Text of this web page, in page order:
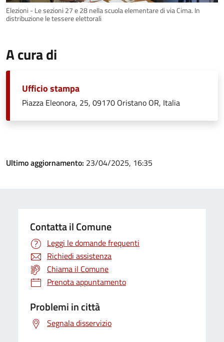
Elezioni - Le sezioni 27 e 28 nella scuola elementare di via Cima. In
distribuzione le tessere elettorali
A cura di
Ufficio stampa
Piazza Eleonora, 25, 09170 Oristano OR, Italia
Ultimo aggiornamento: 23/04/2025, 16:35
Contatta il Comune
Leggi le domande frequenti
Richiedi assistenza
Chiama il Comune
Prenota appuntamento
Problemi in città
Segnala disservizio